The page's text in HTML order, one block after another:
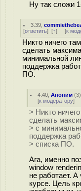
Ну так сложи
3.39 ,
[ответить] [↑] [к
Никто ничего
сделать
минимальной
поддержка
ПО.
4.40 ,Аноним (3
[к модератору]
> Никто
сделать
> с
поддержка
> списка ПО.
Ага, именно
window
не работает.
курсе. Цель